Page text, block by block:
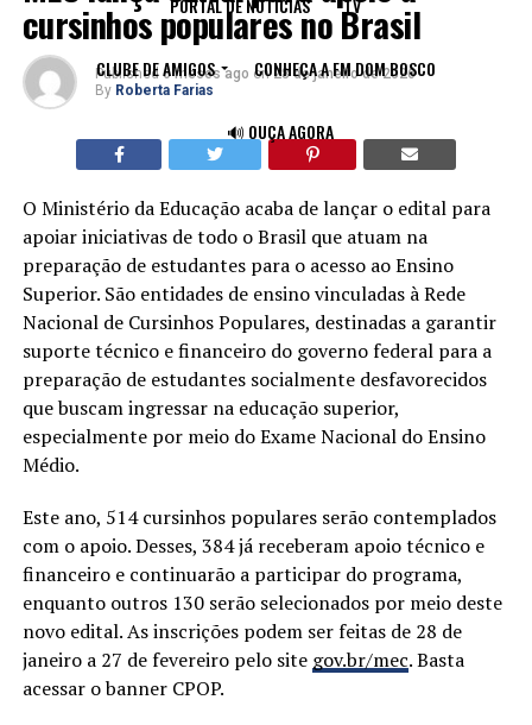
CLUBE DE AMIGOS CONHEÇA A FM DOM BOSCO
🔊 OUÇA AGORA
cursinhos populares no Brasil
Published 6 meses ago on 28 de janeiro de 2026
By Roberta Farias
O Ministério da Educação acaba de lançar o edital para
apoiar iniciativas de todo o Brasil que atuam na
preparação de estudantes para o acesso ao Ensino
Superior. São entidades de ensino vinculadas à Rede
Nacional de Cursinhos Populares, destinadas a garantir
suporte técnico e financeiro do governo federal para a
preparação de estudantes socialmente desfavorecidos
que buscam ingressar na educação superior,
especialmente por meio do Exame Nacional do Ensino
Médio.
Este ano, 514 cursinhos populares serão contemplados
com o apoio. Desses, 384 já receberam apoio técnico e
financeiro e continuarão a participar do programa,
enquanto outros 130 serão selecionados por meio deste
novo edital. As inscrições podem ser feitas de 28 de
janeiro a 27 de fevereiro pelo site gov.br/mec. Basta
acessar o banner CPOP.